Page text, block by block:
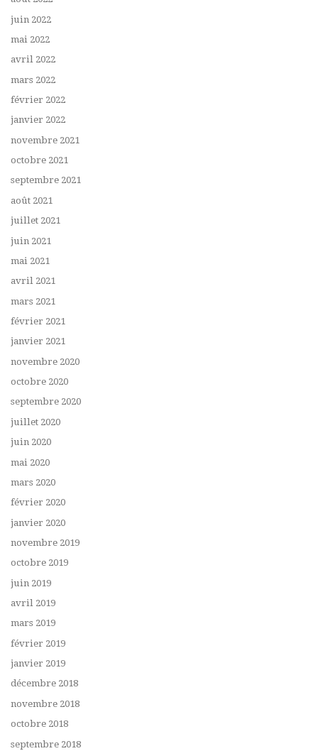
juin 2022
mai 2022
avril 2022
mars 2022
février 2022
janvier 2022
novembre 2021
octobre 2021
septembre 2021
août 2021
juillet 2021
juin 2021
mai 2021
avril 2021
mars 2021
février 2021
janvier 2021
novembre 2020
octobre 2020
septembre 2020
juillet 2020
juin 2020
mai 2020
mars 2020
février 2020
janvier 2020
novembre 2019
octobre 2019
juin 2019
avril 2019
mars 2019
février 2019
janvier 2019
décembre 2018
novembre 2018
octobre 2018
septembre 2018